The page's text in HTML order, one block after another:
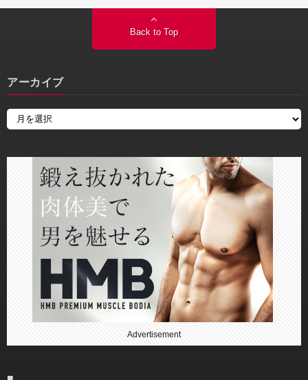
Back to Top
アーカイブ
Advertisement